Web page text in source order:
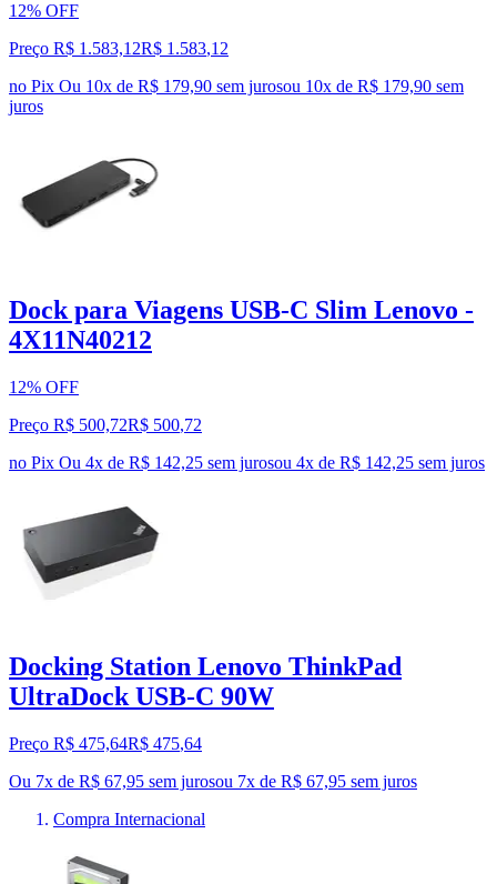
12% OFF
Preço R$ 1.583,12R$ 1.583,12
no Pix Ou 10x de R$ 179,90 sem jurosou 10x de R$ 179,90 sem
juros
Dock para Viagens USB-C Slim Lenovo -
4X11N40212
12% OFF
Preço R$ 500,72R$ 500,72
no Pix Ou 4x de R$ 142,25 sem jurosou 4x de R$ 142,25 sem juros
Docking Station Lenovo ThinkPad
UltraDock USB-C 90W
Preço R$ 475,64R$ 475,64
Ou 7x de R$ 67,95 sem jurosou 7x de R$ 67,95 sem juros
Compra Internacional